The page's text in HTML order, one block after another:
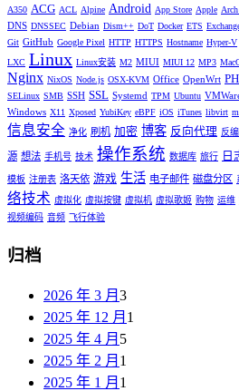
A350 ACG ACL Alpine Android App Store Apple
DNS DNSSEC Debian Dism++ DoT Docker ETS
Git GitHub Google Pixel HTTP HTTPS Hostname Hyper-V
LXC Linux Linux安装 M2 MIUI MIUI 12 MP3
Nginx NixOS Node.js OSX-KVM Office OpenWrt
SELinux SMB SSH SSL Systemd TPM Ubuntu
Windows X11 Xposed YubiKey eBPF iOS iTunes libvirt
信息安全 净化 刷机 加密 博客 反向代理 反
源 想法 手机号 技术 操作系统 数据库 旅行 日
模板 注册表 洛天依 游戏 生活 电子邮件 磁盘分区
络技术 虚拟化 虚拟按键 虚拟机 虚拟歌姬 购物 运维
视频编码 音频 飞行体验
归档
2026 年 3 月 3
2025 年 12 月 1
2025 年 4 月 5
2025 年 2 月 1
2025 年 1 月 1